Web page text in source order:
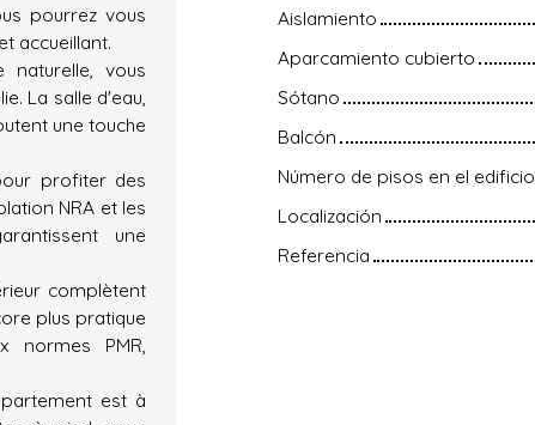
pourrez vous
accueillant.
naturelle, vous
La salle d'eau,
une touche
profiter des
NRA et les
une
complètent
plus pratique
normes PMR,
est à
Aislamiento
Aparcamiento cubierto
Sótano
Balcón
Número de pisos en el edificio
Localización
Referencia